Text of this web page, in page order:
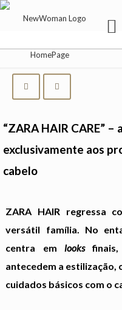
“ZARA HAIR CARE”
exclusivamente aos
cabelo
ZARA HAIR regressa
versátil família. No
centra em looksfinais,
antecedem a estilização,
cuidados básicos com o